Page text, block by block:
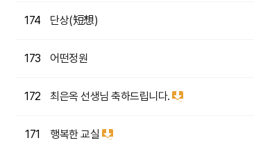
174 단상(短想)
173 어떤정원
172 최은옥 선생님 축하드립니다.
171 행복한 교실